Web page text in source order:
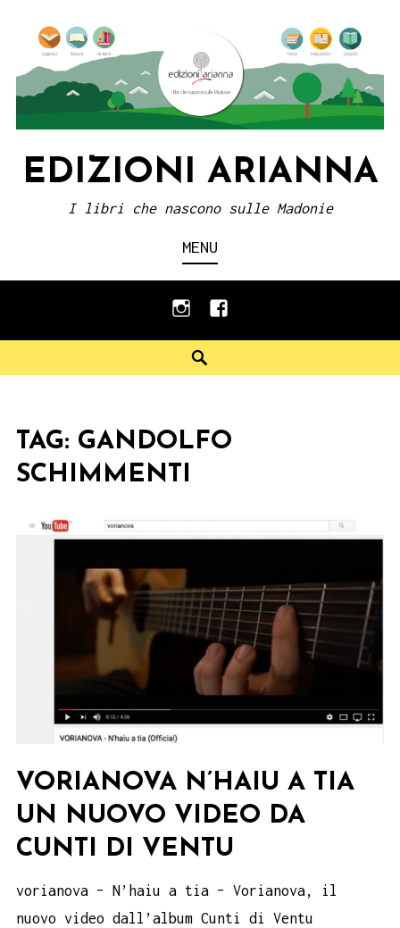
content
EDIZIONI ARIANNA
I libri che nascono sulle Madonie
MENU
instagramfacebook
TAG: GANDOLFO
SCHIMMENTI
VORIANOVA N’HAIU A TIA
UN NUOVO VIDEO DA
CUNTI DI VENTU
vorianova – N’haiu a tia – Vorianova, il
nuovo video dall’album Cunti di Ventu